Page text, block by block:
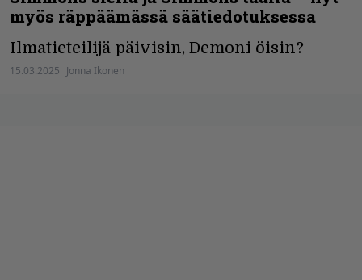
myös räppäämässä säätiedotuksessa
Ilmatieteilijä päivisin, Demoni öisin?
15.03.2025 Jonna Ikonen